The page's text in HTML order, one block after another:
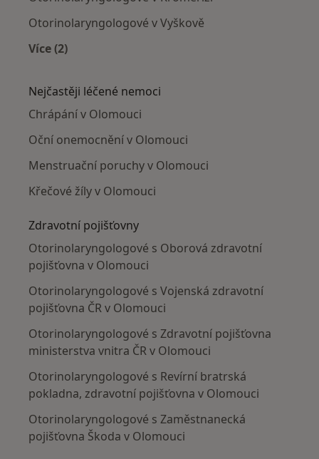
Otorinolaryngologové v Vyškově
Více (2)
Nejčastěji léčené nemoci
Chrápání v Olomouci
Oční onemocnění v Olomouci
Menstruační poruchy v Olomouci
Křečové žíly v Olomouci
Zdravotní pojišťovny
Otorinolaryngologové s Oborová zdravotní
pojišťovna v Olomouci
Otorinolaryngologové s Vojenská zdravotní
pojišťovna ČR v Olomouci
Otorinolaryngologové s Zdravotní pojišťovna
ministerstva vnitra ČR v Olomouci
Otorinolaryngologové s Revírní bratrská
pokladna, zdravotní pojišťovna v Olomouci
Otorinolaryngologové s Zaměstnanecká
pojišťovna Škoda v Olomouci